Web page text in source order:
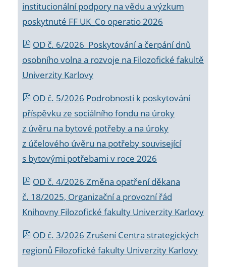
institucionální podpory na vědu a výzkum
poskytnuté FF UK_Co operatio 2026
OD č. 6/2026 Poskytování a čerpání dnů
osobního volna a rozvoje na Filozofické fakultě
Univerzity Karlovy
OD č. 5/2026 Podrobnosti k poskytování
příspěvku ze sociálního fondu na úroky
z úvěru na bytové potřeby a na úroky
z účelového úvěru na potřeby související
s bytovými potřebami v roce 2026
OD č. 4/2026 Změna opatření děkana
č. 18/2025, Organizační a provozní řád
Knihovny Filozofické fakulty Univerzity Karlovy
OD č. 3/2026 Zrušení Centra strategických
regionů Filozofické fakulty Univerzity Karlovy